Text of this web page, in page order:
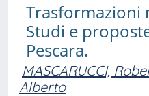
Trasformazioni
Studi e
Pescara.
MASCARUCCI,
Alberto